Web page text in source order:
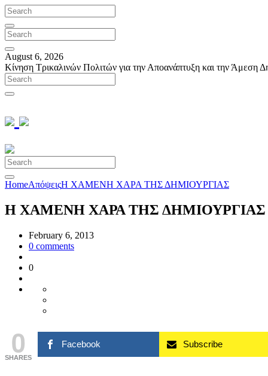
August 6, 2026
Κίνηση Τρικαλινών Πολιτών για την Αποανάπτυξη και την Άμεση
HomeΑπόψειςΗ ΧΑΜΕΝΗ ΧΑΡΑ ΤΗΣ ΔΗΜΙΟΥΡΓΙΑΣ
Η ΧΑΜΕΝΗ ΧΑΡΑ ΤΗΣ ΔΗΜΙΟΥΡΓΙΑΣ
February 6, 2013
0 comments
0
0
SHARES
Facebook Subscribe